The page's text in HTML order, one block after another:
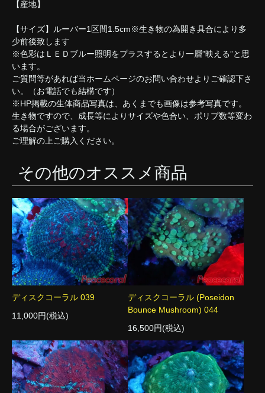
【産地】
【サイズ】ルーバー1区間1.5cm※生き物の為開き具合により多
少前後致します
※色彩はＬＥＤブルー照明をプラスするとより一層”映える”と思
います。
ご質問等があれば当ホームページのお問い合わせよりご確認下さ
い。（お電話でも結構です）
※HP掲載の生体商品写真は、あくまでも画像は参考写真です。
生き物ですので、成長等によりサイズや色合い、ポリプ数等変わ
る場合がございます。
ご理解の上ご購入ください。
その他のオススメ商品
ディスクコーラル 039
11,000円(税込)
ディスクコーラル (Poseidon
Bounce Mushroom) 044
16,500円(税込)